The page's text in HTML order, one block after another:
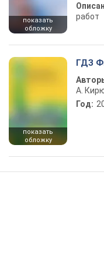
показать
обложку
работ
показать
обложку
ГДЗ
А.
Год: